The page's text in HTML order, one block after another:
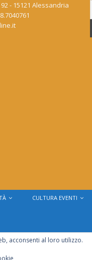
- 15121 Alessandria
CULTURA EVENTI
acconsenti al loro utilizzo.